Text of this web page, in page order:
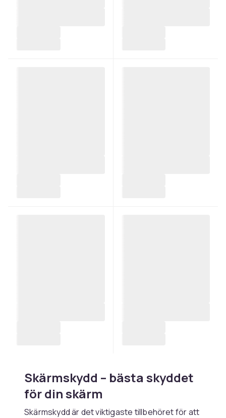
Skärmskydd – bästa skyddet
för din skärm
Skärmskydd är det viktigaste tillbehöret för att